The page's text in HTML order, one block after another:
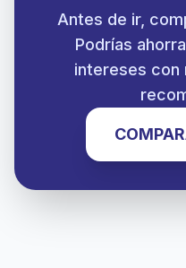
Antes de ir,
Podrías
intereses con